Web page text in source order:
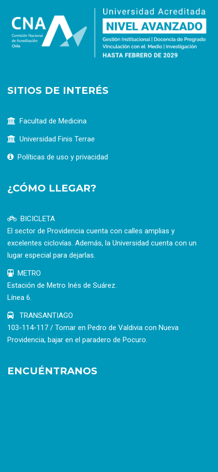
SITIOS DE INTERÉS
Facultad de Medicina
Universidad Finis Terrae
Políticas de uso y privacidad
¿CÓMO LLEGAR?
BICICLETA
El sector de Providencia cuenta con calles amplias y
excelentes ciclovías. Además, la Universidad cuenta con un
lugar especial para dejarlas.
METRO
Estación de Metro Inés de Suárez.
Línea 6.
TRANSANTIAGO
103-114-117 / Tomar en Pedro de Valdivia con Nueva
Providencia, bajar en el paradero de Pocuro.
ENCUÉNTRANOS